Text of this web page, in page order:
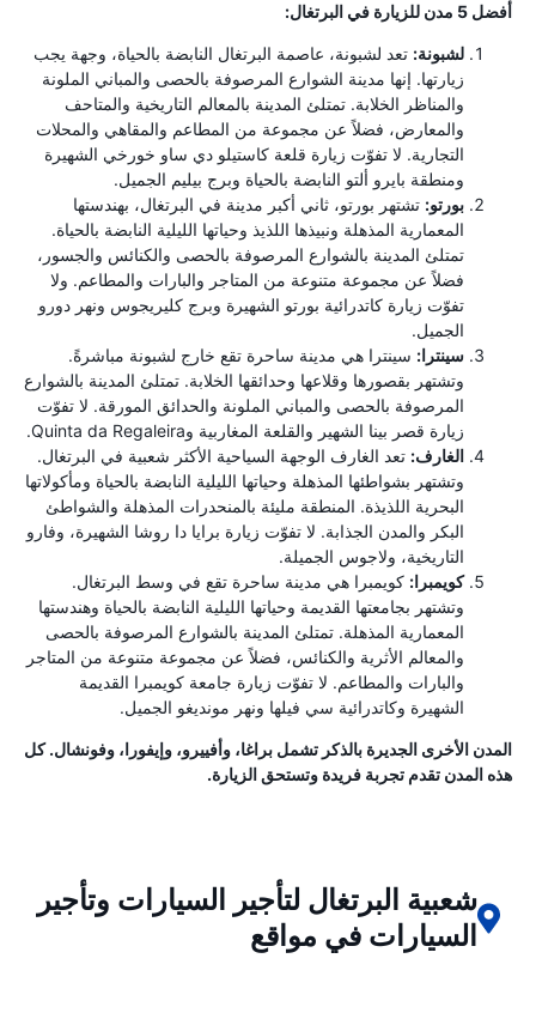
أفضل 5 مدن للزيارة في البرتغال:
لشبونة: تعد لشبونة، عاصمة البرتغال النابضة بالحياة، وجهة يجب
زيارتها. إنها مدينة الشوارع المرصوفة بالحصى والمباني الملونة
والمناظر الخلابة. تمتلئ المدينة بالمعالم التاريخية والمتاحف
والمعارض، فضلاً عن مجموعة من المطاعم والمقاهي والمحلات
التجارية. لا تفوّت زيارة قلعة كاستيلو دي ساو خورخي الشهيرة
ومنطقة بايرو ألتو النابضة بالحياة وبرج بيليم الجميل.
بورتو: تشتهر بورتو، ثاني أكبر مدينة في البرتغال، بهندستها
المعمارية المذهلة ونبيذها اللذيذ وحياتها الليلية النابضة بالحياة.
تمتلئ المدينة بالشوارع المرصوفة بالحصى والكنائس والجسور،
فضلاً عن مجموعة متنوعة من المتاجر والبارات والمطاعم. ولا
تفوّت زيارة كاتدرائية بورتو الشهيرة وبرج كليريجوس ونهر دورو
الجميل.
سينترا: سينترا هي مدينة ساحرة تقع خارج لشبونة مباشرةً.
وتشتهر بقصورها وقلاعها وحدائقها الخلابة. تمتلئ المدينة بالشوارع
المرصوفة بالحصى والمباني الملونة والحدائق المورقة. لا تفوّت
زيارة قصر بينا الشهير والقلعة المغاربية وQuinta da Regaleira.
الغارف: تعد الغارف الوجهة السياحية الأكثر شعبية في البرتغال.
وتشتهر بشواطئها المذهلة وحياتها الليلية النابضة بالحياة ومأكولاتها
البحرية اللذيذة. المنطقة مليئة بالمنحدرات المذهلة والشواطئ
البكر والمدن الجذابة. لا تفوّت زيارة برايا دا روشا الشهيرة، وفارو
التاريخية، ولاجوس الجميلة.
كويمبرا: كويمبرا هي مدينة ساحرة تقع في وسط البرتغال.
وتشتهر بجامعتها القديمة وحياتها الليلية النابضة بالحياة وهندستها
المعمارية المذهلة. تمتلئ المدينة بالشوارع المرصوفة بالحصى
والمعالم الأثرية والكنائس، فضلاً عن مجموعة متنوعة من المتاجر
والبارات والمطاعم. لا تفوّت زيارة جامعة كويمبرا القديمة
الشهيرة وكاتدرائية سي فيلها ونهر مونديغو الجميل.
المدن الأخرى الجديرة بالذكر تشمل براغا، وأفييرو، وإيفورا، وفونشال. كل
هذه المدن تقدم تجربة فريدة وتستحق الزيارة.
شعبية البرتغال لتأجير السيارات وتأجير
السيارات في مواقع